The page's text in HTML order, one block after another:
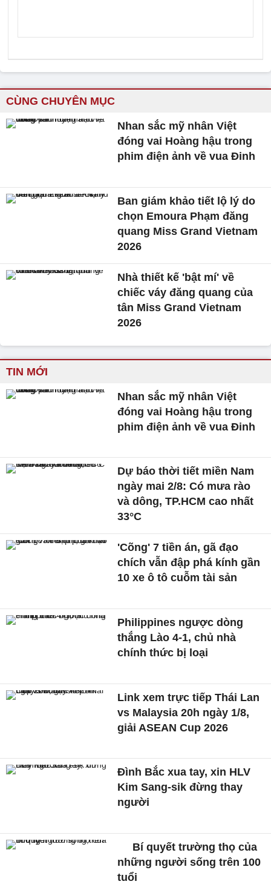
CÙNG CHUYÊN MỤC
Nhan sắc mỹ nhân Việt
đóng vai Hoàng hậu trong
phim điện ảnh về vua Đinh
Ban giám khảo tiết lộ lý do
chọn Emoura Phạm đăng
quang Miss Grand Vietnam
2026
Nhà thiết kế 'bật mí' về
chiếc váy đăng quang của
tân Miss Grand Vietnam
2026
TIN MỚI
Nhan sắc mỹ nhân Việt
đóng vai Hoàng hậu trong
phim điện ảnh về vua Đinh
Dự báo thời tiết miền Nam
ngày mai 2/8: Có mưa rào
và dông, TP.HCM cao nhất
33°C
'Cõng' 7 tiền án, gã đạo
chích vẫn đập phá kính gần
10 xe ô tô cuỗm tài sản
Philippines ngược dòng
thắng Lào 4-1, chủ nhà
chính thức bị loại
Link xem trực tiếp Thái Lan
vs Malaysia 20h ngày 1/8,
giải ASEAN Cup 2026
Đình Bắc xua tay, xin HLV
Kim Sang-sik đừng thay
người
Bí quyết trường thọ của
những người sống trên 100
tuổi